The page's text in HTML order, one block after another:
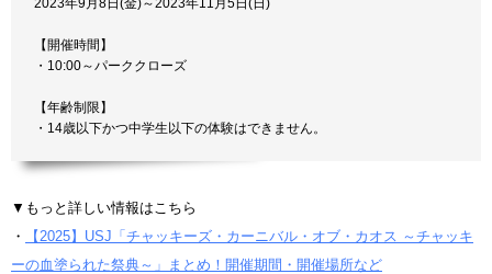
【開催時間】
・10:00～パーククローズ
【年齢制限】
・14歳以下かつ中学生以下の体験はできません。
▼もっと詳しい情報はこちら
・
【2025】USJ「チャッキーズ・カーニバル・オブ・カオス ～チャッキ
ーの血塗られた祭典～」まとめ！開催期間・開催場所など